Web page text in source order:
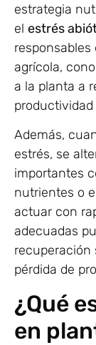
estrategia
el estrés
agrícola,
a la planta a
Además,
estrés, se
importantes
nutrientes o
actuar con
adecuadas
pérdida de
¿Qué
en